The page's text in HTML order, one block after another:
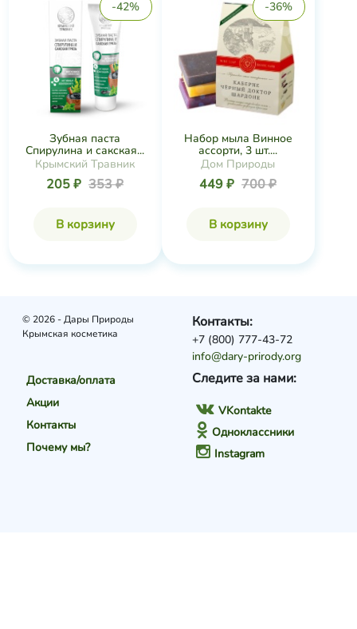
-42%
Зубная паста
Спирулина и сакская...
Крымский Травник
205 ₽ 353 ₽
В корзину
-36%
Набор мыла Винное
ассорти, 3 шт....
Дом Природы
449 ₽ 700 ₽
В корзину
© 2026 - Дары Природы
Крымская косметика
Доставка/оплата
Акции
Контакты
Почему мы?
Следите за нами:
VKontakte
Одноклассники
Instagram
Контакты:
+7 (800) 777-43-72
info@dary-prirody.org